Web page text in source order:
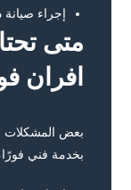
إجراء صيانة دورية
متى
افران
بعض المشكلات
بخدمة فني